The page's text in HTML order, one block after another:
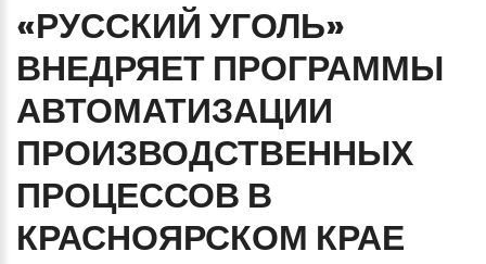
«РУССКИЙ УГОЛЬ»
ВНЕДРЯЕТ ПРОГРАММЫ
АВТОМАТИЗАЦИИ
ПРОИЗВОДСТВЕННЫХ
ПРОЦЕССОВ В
КРАСНОЯРСКОМ КРАЕ